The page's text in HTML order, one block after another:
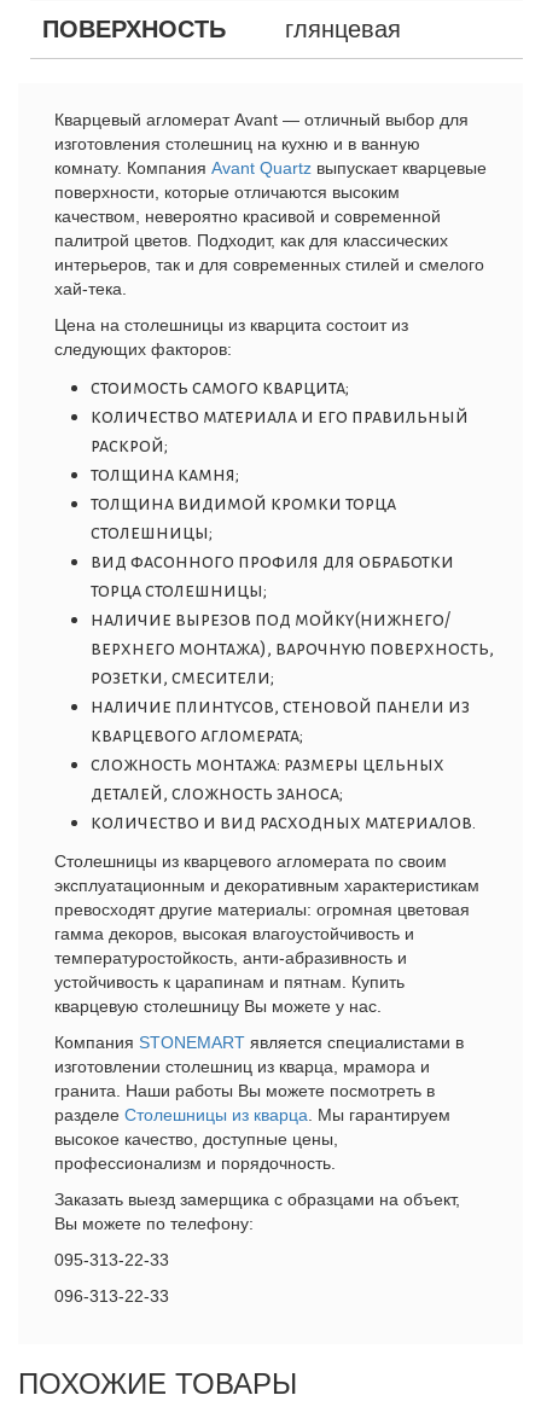
ПОВЕРХНОСТЬ глянцевая
Кварцевый агломерат Avant — отличный выбор для
изготовления столешниц на кухню и в ванную
комнату. Компания Avant Quartz выпускает кварцевые
поверхности, которые отличаются высоким
качеством, невероятно красивой и современной
палитрой цветов. Подходит, как для классических
интерьеров, так и для современных стилей и смелого
хай-тека.
Цена на столешницы из кварцита состоит из
следующих факторов:
стоимость самого кварцита;
количество материала и его правильный
раскрой;
толщина камня;
толщина видимой кромки торца
столешницы;
вид фасонного профиля для обработки
торца столешницы;
наличие вырезов под мойку(нижнего/
верхнего монтажа), варочную поверхность,
розетки, смесители;
наличие плинтусов, стеновой панели из
кварцевого агломерата;
сложность монтажа: размеры цельных
деталей, сложность заноса;
количество и вид расходных материалов.
Столешницы из кварцевого агломерата по своим
эксплуатационным и декоративным характеристикам
превосходят другие материалы: огромная цветовая
гамма декоров, высокая влагоустойчивость и
температуроcтойкость, анти-абразивность и
устойчивость к царапинам и пятнам.
Купить
кварцевую столешницу Вы можете у нас.
Компания STONEMART является специалистами в
изготовлении столешниц из кварца, мрамора и
гранита. Наши работы Вы можете посмотреть в
разделе Столешницы из кварца . Мы гарантируем
высокое качество, доступные цены,
профессионализм и порядочность.
Заказать выезд замерщика с образцами на объект,
Вы можете по телефону:
095-313-22-33
096-313-22-33
ПОХОЖИЕ ТОВАРЫ